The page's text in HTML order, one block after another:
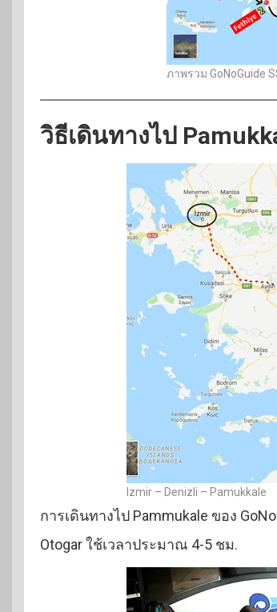
ภาพรวม GoNoGuide
วิธีเดินทางไป
Izmir – Denizli – Pamukkale
การเดินทางไป Pammukale ของ
Otogar ใช้เวลาประมาณ 4-5 ชม.